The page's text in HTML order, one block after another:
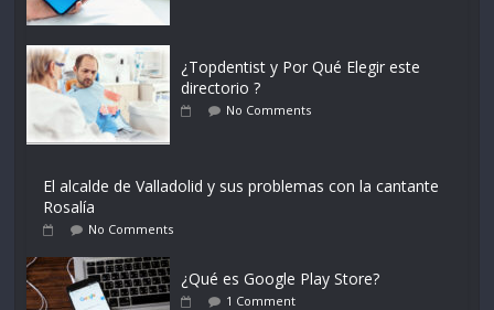
¿Topdentist y Por Qué Elegir este
directorio ?
No Comments
El alcalde de Valladolid y sus problemas con la cantante
Rosalía
No Comments
¿Qué es Google Play Store?
1 Comment